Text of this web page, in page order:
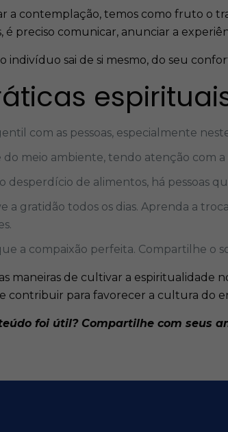
a contemplação, temos como fruto o
é preciso comunicar, anunciar a
o indivíduo sai de si mesmo, do seu
com as pessoas, especialmente
do meio ambiente, tendo atenção com a
desperdício de alimentos, há pessoas
a gratidão todos os dias. Aprenda a
a compaixão perfeita. Compartilhe o
maneiras de cultivar a espiritualidade
contribuir para favorecer a cultura do
foi útil? Compartilhe com seus